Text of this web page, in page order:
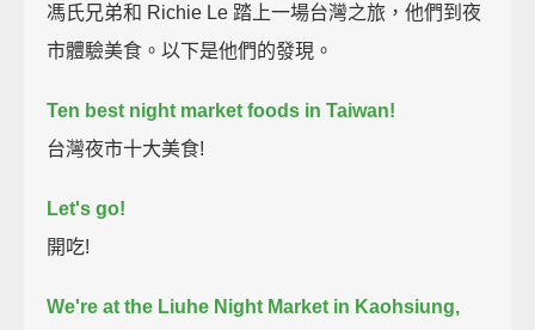
馮氏兄弟和 Richie Le 踏上一場台灣之旅，他們到夜
市體驗美食。以下是他們的發現。
Ten best night market foods in Taiwan!
台灣夜市十大美食!
Let's go!
開吃!
We're at the Liuhe Night Market in Kaohsiung,